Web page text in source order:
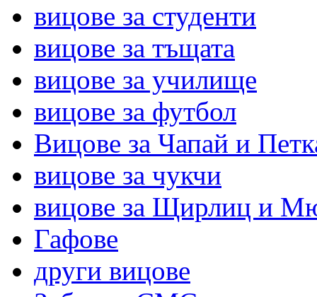
вицове за студенти
вицове за тъщата
вицове за училище
вицове за футбол
Вицове за Чапай и
вицове за чукчи
вицове за Щирлиц и
Гафове
други вицове